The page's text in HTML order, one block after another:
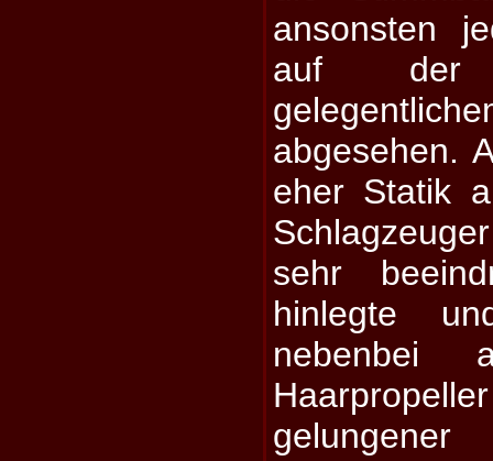
ansonsten
auf der
abgesehen.
eher Statik
sehr
hinlegte
nebenbei